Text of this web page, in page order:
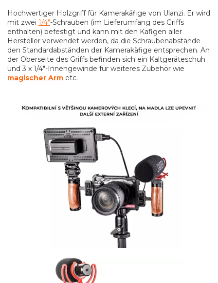
Hochwertiger Holzgriff für Kamerakäfige von Ulanzi. Er wird
mit zwei 1/4"-Schrauben (im Lieferumfang des Griffs
enthalten) befestigt und kann mit den Käfigen aller
Hersteller verwendet werden, da die Schraubenabstände
den Standardabständen der Kamerakäfige entsprechen. An
der Oberseite des Griffs befinden sich ein Kaltgeräteschuh
und 3 x 1/4"-Innengewinde für weiteres Zubehör wie
magischer Arm etc.